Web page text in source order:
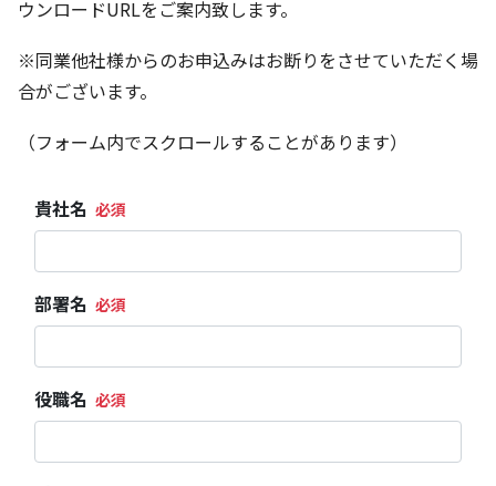
ウンロードURLをご案内致します。
※同業他社様からのお申込みはお断りをさせていただく場
合がございます。
（フォーム内でスクロールすることがあります）